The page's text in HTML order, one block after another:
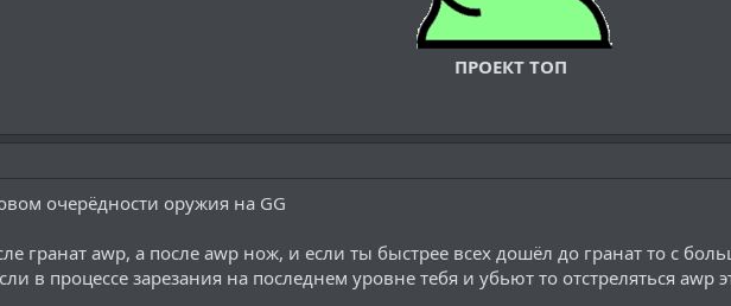
ПРОЕКТ ТОП
очерёдности оружия на GG
гранат awp, а после awp нож, и если ты быстрее всех дошёл до гранат то с
в процессе зарезания на последнем уровне тебя и убьют то отстреляться awp